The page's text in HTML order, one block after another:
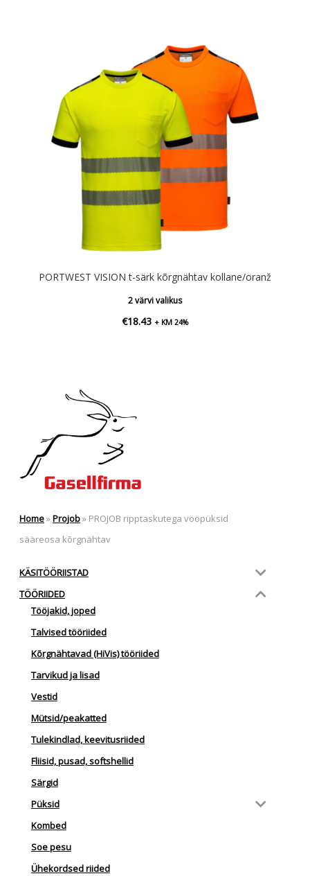
€101.18
PORTWEST VISION t-särk kõrgnähtav kollane/oranž
2 värvi valikus
€18.43 + KM 24%
Home»Projob» PROJOB ripptaskutega vööpüksid
sääreosa kõrgnähtav
KÄSITÖÖRIISTAD
TÖÖRIIDED
Tööjakid, joped
Talvised tööriided
Kõrgnähtavad (HiVis) tööriided
Tarvikud ja lisad
Vestid
Mütsid/peakatted
Tulekindlad, keevitusriided
Fliisid, pusad, softshellid
Särgid
Püksid
Kombed
Soe pesu
Ühekordsed riided